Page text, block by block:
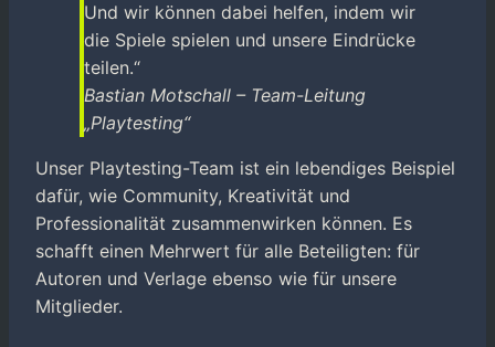
Und wir können dabei helfen, indem wir
die Spiele spielen und unsere Eindrücke
teilen.“
Bastian Motschall – Team-Leitung
„Playtesting“
Unser Playtesting-Team ist ein lebendiges Beispiel
dafür, wie Community, Kreativität und
Professionalität zusammenwirken können. Es
schafft einen Mehrwert für alle Beteiligten: für
Autoren und Verlage ebenso wie für unsere
Mitglieder.